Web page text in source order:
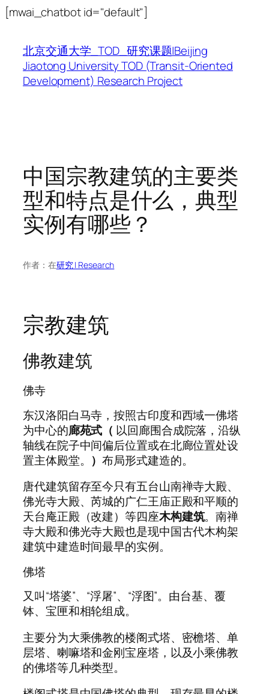
[mwai_chatbot id="default"]
内
容
北京交通大学_TOD_研究课题|Beijing
Jiaotong University TOD (Transit-Oriented
Development) Research Project
中国宗教建筑的主要类
型和特点是什么，典型
实例有哪些？
作者： 在研究 | Research
宗教建筑
佛教建筑
佛寺
东汉洛阳白马寺，按照古印度和西域一佛塔
为中心的廊苑式（ 以回廊围合成院落，沿纵
轴线在院子中间偏后位置或在北廊位置处设
置主体殿堂。 ）布局形式建造的。
唐代建筑留存至今只有五台山南禅寺大殿、
佛光寺大殿、芮城的广仁王庙正殿和平顺的
天台庵正殿（改建）等四座木构建筑。南禅
寺大殿和佛光寺大殿也是现中国古代木构架
建筑中建造时间最早的实例。
佛塔
又叫“塔婆”、“浮屠”、“浮图”。由台基、覆
钵、宝匣和相轮组成。
主要分为大乘佛教的楼阁式塔、密檐塔、单
层塔、喇嘛塔和金刚宝座塔，以及小乘佛教
的佛塔等几种类型。